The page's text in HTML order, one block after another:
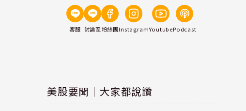
客服 討論區粉絲團InstagramYoutubePodcast
美股要聞｜大家都說讚